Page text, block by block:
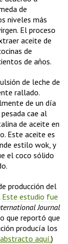
de
niveles más
El proceso
aceite de
de
de años.
de leche de
rallado.
de un día
cae al
de aceite en
Este aceite es
estilo wok, y
el coco sólido
producción del
Este estudio fue
Journal
que reportó que
producía los
aquí.)